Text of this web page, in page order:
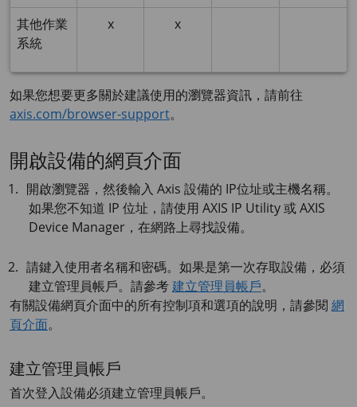
其他作業
系統
x x
如果您想要更多關於建議使用的瀏覽器資訊，請前往
axis.com/browser-support。
開啟設備的網頁介面
開啟瀏覽器，然後輸入 Axis 設備的 IP位址或主機名稱。
如果您不知道 IP 位址，請使用 AXIS IP Utility 或AXIS
Device Manager，在網路上尋找設備。
請鍵入使用者名稱和密碼。如果是第一次存取設備，必須
建立管理員帳戶。請參考建立管理員帳戶。
有關設備網頁介面中的所有控制項和選項的說明，請參閱 網
頁介面。
建立管理員帳戶
首次登入設備必須建立管理員帳戶。